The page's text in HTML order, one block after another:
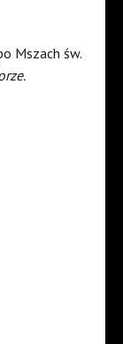
Mszach św.